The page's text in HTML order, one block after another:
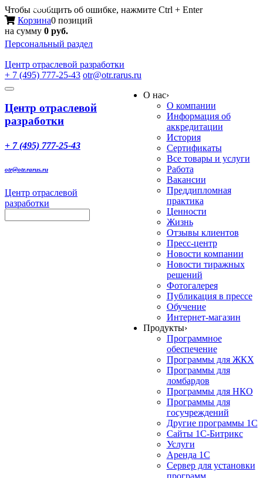
Чтобы сообщить об ошибке, нажмите Ctrl + Enter
Корзина0 позиций
на сумму 0 руб.
Персональный раздел
Центр отраслевой разработки
+ 7 (495) 777-25-43 otr@otr.rarus.ru
Toggle
Меню
Центр отраслевой
разработки
+ 7 (495) 777-25-43
otr@otr.rarus.ru
Центр отраслевой
разработки
О нас›
О компании
Информация об
аккредитации
История
Сертификаты
Все товары и услуги
Работа
Вакансии
Преддипломная
практика
Ценности
Жизнь
Отзывы клиентов
Пресс-центр
Новости компании
Новости тиражных
решений
Фотогалерея
Публикация в прессе
Обучение
Интернет-магазин
Продукты›
Программное
обеспечение
Программы для ЖКХ
Программы для
ломбардов
Программы для НКО
Программы для
госучреждений
Другие программы 1С
Сайты 1С-Битрикс
Услуги
Аренда 1С
Сервер для установки
программ